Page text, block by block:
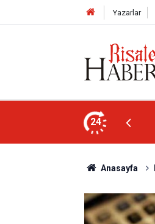
Yazarlar
24
ve Perseid gök taşı yağmuru
Anasayfa